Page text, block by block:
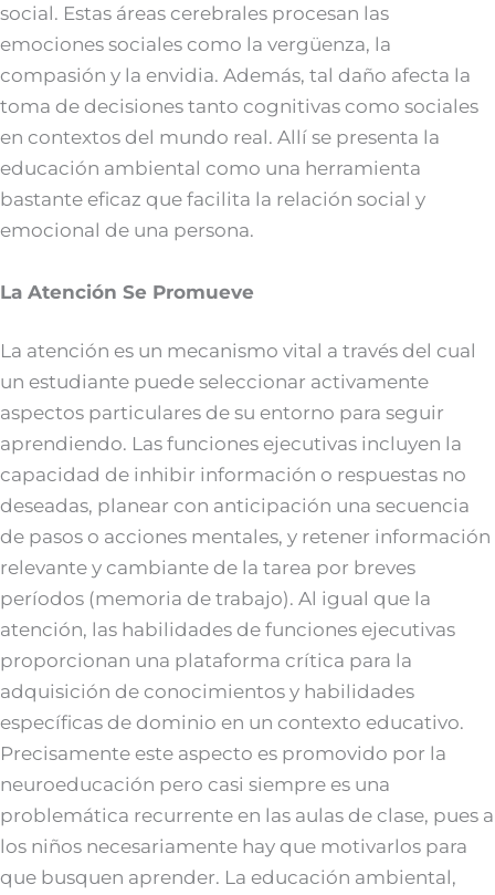
social. Estas áreas cerebrales procesan las
emociones sociales como la vergüenza, la
compasión y la envidia. Además, tal daño afecta la
toma de decisiones tanto cognitivas como sociales
en contextos del mundo real. Allí se presenta la
educación ambiental como una herramienta
bastante eficaz que facilita la relación social y
emocional de una persona.
La Atención Se Promueve
La atención es un mecanismo vital a través del cual
un estudiante puede seleccionar activamente
aspectos particulares de su entorno para seguir
aprendiendo. Las funciones ejecutivas incluyen la
capacidad de inhibir información o respuestas no
deseadas, planear con anticipación una secuencia
de pasos o acciones mentales, y retener información
relevante y cambiante de la tarea por breves
períodos (memoria de trabajo). Al igual que la
atención, las habilidades de funciones ejecutivas
proporcionan una plataforma crítica para la
adquisición de conocimientos y habilidades
específicas de dominio en un contexto educativo.
Precisamente este aspecto es promovido por la
neuroeducación pero casi siempre es una
problemática recurrente en las aulas de clase, pues a
los niños necesariamente hay que motivarlos para
que busquen aprender. La educación ambiental,